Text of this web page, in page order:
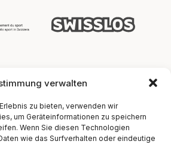
verwalten
zu bieten, verwenden wir
um Geräteinformationen zu speichern
Wenn Sie diesen Technologien
wie das Surfverhalten oder eindeutige